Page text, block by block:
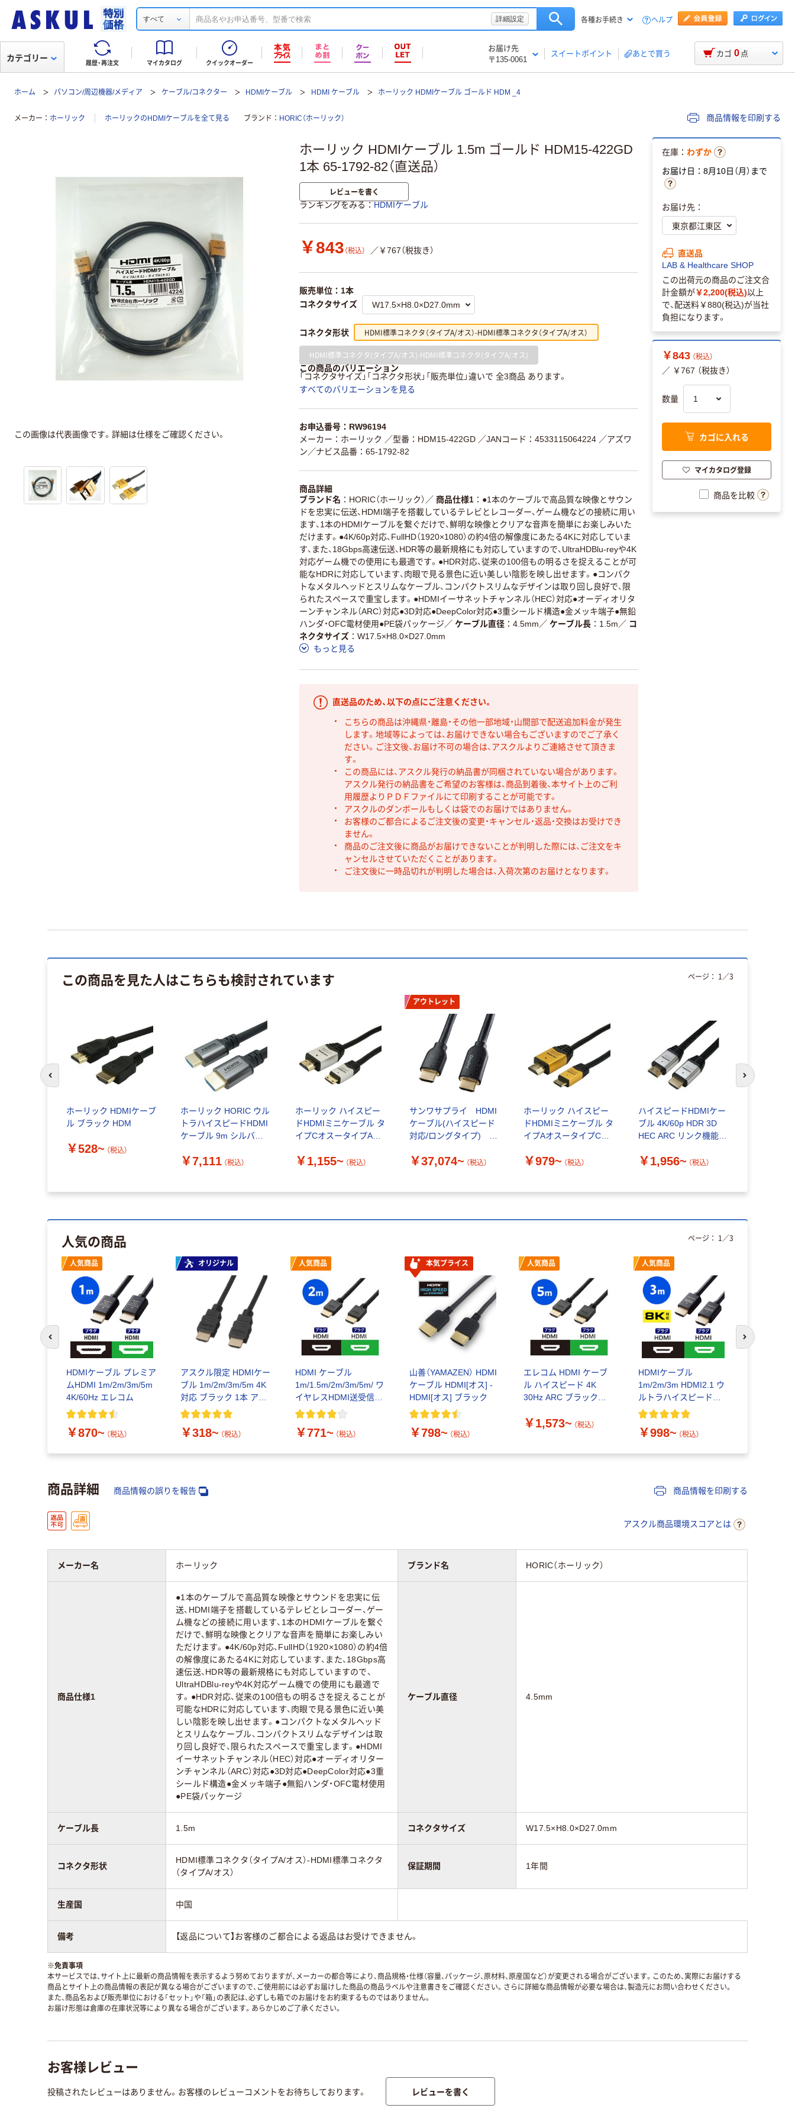
すべて 詳細設定 各種お手続き ヘルプ
履歴・再注文 マイカタログ クイックオーダー
お届け先
〒135-0061
スイートポイント あとで買う
カテゴリー カゴ 0 点
ホーム パソコン/周辺機器/メディア ケーブル/コネクター HDMIケーブル HDMI ケーブル ホーリック HDMIケーブル ゴールド HDM _4
メーカー ホーリック ホーリックのHDMIケーブルを全て見る ブランド HORIC（ホーリック） 商品情報を印刷する
ホーリック HDMIケーブル 1.5m ゴールド HDM15-422GD
1本 65-1792-82（直送品）
レビューを書く
ランキングをみる HDMIケーブル
￥843 （税込） ／￥767（税抜き）
販売単位：1本
コネクタサイズ
コネクタ形状 HDMI標準コネクタ（タイプA/オス）-HDMI標準コネクタ（タイプA/オス）
HDMI標準コネクタ(タイプA/オス)-HDMI標準コネクタ(タイプA/オス)
この商品のバリエーション
「コネクタサイズ」「コネクタ形状」「販売単位」違いで 全3商品 あります。
すべてのバリエーションを見る
お申込番号：RW96194
メーカー：ホーリック ／型番：HDM15-422GD ／JANコード：4533115064224 ／アズワ
ン／ナビス品番：65-1792-82
商品詳細
ブランド名
HORIC（ホーリック） ／ 商品仕様1
●1本のケーブルで高品質な映像とサウン
ドを忠実に伝送、HDMI端子を搭載しているテレビとレコーダー、ゲーム機などの接続に用い
ます、1本のHDMIケーブルを繋ぐだけで、鮮明な映像とクリアな音声を簡単にお楽しみいた
だけます。●4K/60p対応、FullHD（1920×1080）の約4倍の解像度にあたる4Kに対応していま
す、また、18Gbps高速伝送、HDR等の最新規格にも対応していますので、UltraHDBlu-reyや4K
対応ゲーム機での使用にも最適です。●HDR対応、従来の100倍もの明るさを捉えることが可
能なHDRに対応しています、肉眼で見る景色に近い美しい陰影を映し出せます。●コンパク
トなメタルヘッドとスリムなケーブル、コンパクトスリムなデザインは取り回し良好で、限
られたスペースで重宝します。●HDMIイーサネットチャンネル（HEC）対応●オーディオリタ
ーンチャンネル（ARC）対応●3D対応●DeepColor対応●3重シールド構造●金メッキ端子●無鉛
ハンダ・OFC電材使用●PE袋パッケージ ／ ケーブル直径 4.5mm ／ ケーブル長 1.5m ／ コ
ネクタサイズ
W17.5×H8.0×D27.0mm
もっと見る
直送品のため、以下の点にご注意ください。
こちらの商品は沖縄県・離島・その他一部地域・山間部で配送追加料金が発生
します。地域等によっては、お届けできない場合もございますのでご了承く
ださい。ご注文後、お届け不可の場合は、アスクルよりご連絡させて頂きま
す。
この商品には、アスクル発行の納品書が同梱されていない場合があります。
アスクル発行の納品書をご希望のお客様は、商品到着後、本サイト上のご利
用履歴よりＰＤＦファイルにて印刷することが可能です。
アスクルのダンボールもしくは袋でのお届けではありません。
お客様のご都合によるご注文後の変更・キャンセル・返品・交換はお受けでき
ません。
商品のご注文後に商品がお届けできないことが判明した際には、ご注文をキ
ャンセルさせていただくことがあります。
ご注文後に一時品切れが判明した場合は、入荷次第のお届けとなります。
この画像は代表画像です。詳細は仕様をご確認ください。
在庫： わずか
お届け日：8月10日（月）まで
お届け先：
直送品
LAB & Healthcare SHOP
この出荷元の商品のご注文合
計金額が￥2,200(税込)以上
で、配送料￥880(税込)が当社
負担になります。
￥843 （税込）
／ ￥767 （税抜き）
数量
カゴに入れる
マイカタログ登録
商品を比較
この商品を見た人はこちらも検討されています
ホーリック HDMIケーブ
ル ブラック HDM
￥528~ （税込）
ホーリック HORIC ウル
トラハイスピードHDMI
ケーブル 9m シルバー
685-7046（直送品）
￥7,111 （税込）
ホーリック ハイスピー
ドHDMIミニケーブル タ
イプCオスータイプAオ
￥1,155~ （税込）
アウトレット
サンワサプライ HDMI
ケーブル(ハイスピード
対応/ロングタイプ)
￥37,074~ （税込）
ホーリック ハイスピー
ドHDMIミニケーブル タ
イプAオスータイプCオ
￥979~ （税込）
ハイスピードHDMIケー
ブル 4K/60p HDR 3D
HEC ARC リンク機能
￥1,956~ （税込）
ページ： 1 ／3
前のスライドへ 次のスライド
人気の商品
人気商品
HDMIケーブル プレミア
ムHDMI 1m/2m/3m/5m
4K/60Hz エレコム
￥870~ （税込）
オリジナル
アスクル限定 HDMIケー
ブル 1m/2m/3m/5m 4K
対応 ブラック 1本 アス
クルオリジナル商品
￥318~ （税込）
人気商品
HDMI ケーブル
1m/1.5m/2m/3m/5m/ ワ
イヤレスHDMI送受信機
ハイスピード エレコム
￥771~ （税込）
本気プライス
山善（YAMAZEN） HDMI
ケーブル HDMI[オス] -
HDMI[オス] ブラック
￥798~ （税込）
人気商品
エレコム HDMI ケーブ
ル ハイスピード 4K
30Hz ARC ブラック
￥1,573~ （税込）
人気商品
HDMIケーブル
1m/2m/3m HDMI2.1 ウ
ルトラハイスピード
8K/60Hz エレコム
￥998~ （税込）
ページ： 1 ／3
前のスライドへ 次のスライド
商品詳細 商品情報の誤りを報告 商品情報を印刷する
アスクル商品環境スコアとは
メーカー名 ホーリック ブランド名 HORIC（ホーリック）
商品仕様1
●1本のケーブルで高品質な映像とサウンドを忠実に伝
送、HDMI端子を搭載しているテレビとレコーダー、ゲー
ム機などの接続に用います、1本のHDMIケーブルを繋ぐ
だけで、鮮明な映像とクリアな音声を簡単にお楽しみい
ただけます。●4K/60p対応、FullHD（1920×1080）の約4倍
の解像度にあたる4Kに対応しています、また、18Gbps高
速伝送、HDR等の最新規格にも対応していますので、
UltraHDBlu-reyや4K対応ゲーム機での使用にも最適で
す。●HDR対応、従来の100倍もの明るさを捉えることが
可能なHDRに対応しています、肉眼で見る景色に近い美
しい陰影を映し出せます。●コンパクトなメタルヘッド
とスリムなケーブル、コンパクトスリムなデザインは取
り回し良好で、限られたスペースで重宝します。●HDMI
イーサネットチャンネル（HEC）対応●オーディオリター
ンチャンネル（ARC）対応●3D対応●DeepColor対応●3重
シールド構造●金メッキ端子●無鉛ハンダ・OFC電材使用
●PE袋パッケージ
ケーブル直径 4.5mm
ケーブル長 1.5m コネクタサイズ W17.5×H8.0×D27.0mm
コネクタ形状
HDMI標準コネクタ（タイプA/オス）-HDMI標準コネクタ
（タイプA/オス）
保証期間 1年間
生産国 中国
備考 【返品について】お客様のご都合による返品はお受けできません。
※免責事項
本サービスでは、サイト上に最新の商品情報を表示するよう努めておりますが、メーカーの都合等により、商品規格・仕様（容量、パッケージ、原材料、原産国など）が変更される場合がございます。このため、実際にお届けする
商品とサイト上の商品情報の表記が異なる場合がございますので、ご使用前には必ずお届けした商品の商品ラベルや注意書きをご確認ください。さらに詳細な商品情報が必要な場合は、製造元にお問い合わせください。
また、商品名および販売単位における「セット」や「箱」の表記は、必ずしも箱でのお届けをお約束するものではありません。
お届け形態は倉庫の在庫状況等により異なる場合がございます。あらかじめご了承ください。
お客様レビュー
投稿されたレビューはありません。お客様のレビューコメントをお待ちしております。 レビューを書く